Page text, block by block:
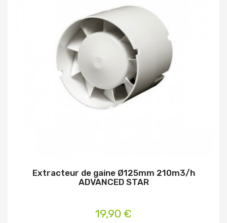
Extracteur de gaine Ø125mm 210m3/h
ADVANCED STAR
19,90 €